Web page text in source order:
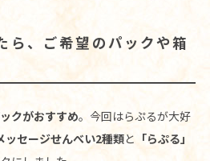
ら、ご希望のパックや箱
クがおすすめ。今回はらぷるが大好
ッセージせんべい2種類と 「らぷる」